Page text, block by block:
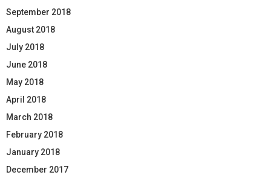
September 2018
August 2018
July 2018
June 2018
May 2018
April 2018
March 2018
February 2018
January 2018
December 2017